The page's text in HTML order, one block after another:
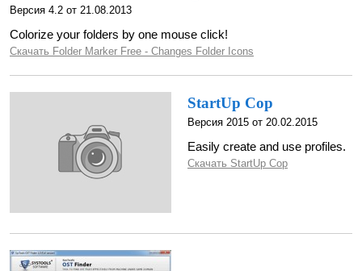
Версия 4.2 от 21.08.2013
Colorize your folders by one mouse click!
Скачать Folder Marker Free - Changes Folder Icons
StartUp Cop
Версия 2015 от 20.02.2015
Easily create and use profiles.
Скачать StartUp Cop